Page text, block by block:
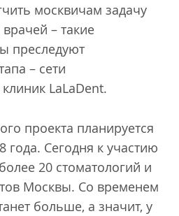
москвичам задачу
– такие
преследуют
– сети
LaLaDent.
проекта планируется
года. Сегодня к участию
20 стоматологий и
Москвы. Со временем
больше, а значит, у